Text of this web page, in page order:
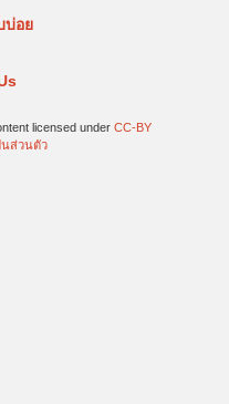
บ่อย
licensed under CC-BY
นส่วนตัว